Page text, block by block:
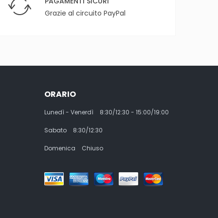
Grazie al circuito PayPal
ORARIO
Lunedì - Venerdì 8:30/12:30 - 15:00/19:00
Sabato 8:30/12:30
Domenica Chiuso